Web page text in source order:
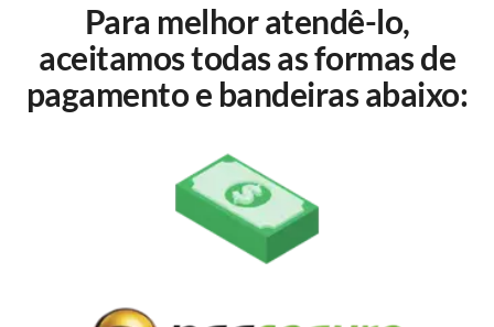
Para melhor atendê-lo,
aceitamos todas as formas de
pagamento e bandeiras abaixo: